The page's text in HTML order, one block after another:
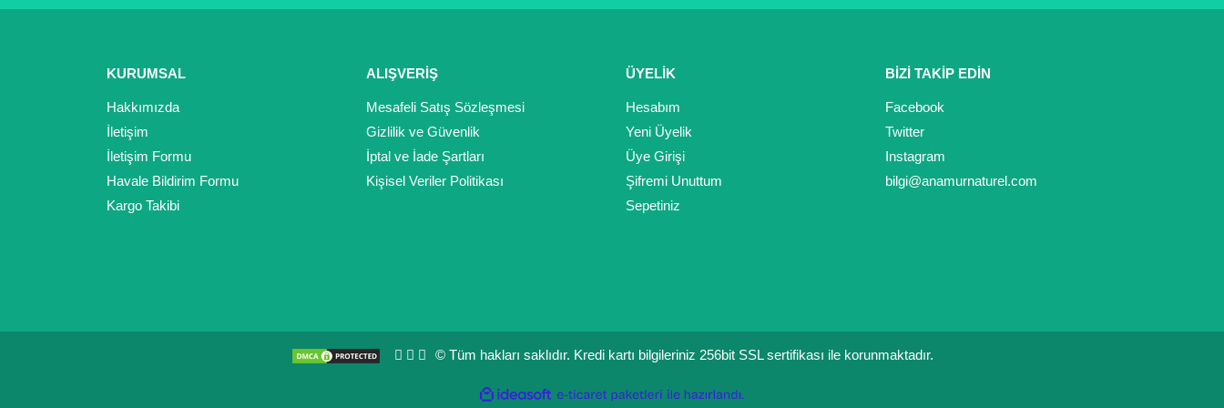
KURUMSAL
Hakkımızda
İletişim
İletişim Formu
Havale Bildirim Formu
Kargo Takibi
ALIŞVERİŞ
Mesafeli Satış Sözleşmesi
Gizlilik ve Güvenlik
İptal ve İade Şartları
Kişisel Veriler Politikası
ÜYELİK
Hesabım
Yeni Üyelik
Üye Girişi
Şifremi Unuttum
Sepetiniz
BİZİ TAKİP EDİN
Facebook
Twitter
Instagram
bilgi@anamurnaturel.com
© Tüm hakları saklıdır. Kredi kartı bilgileriniz 256bit SSL sertifikası ile korunmaktadır.
ideasoft
e-